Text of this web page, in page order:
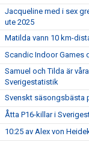
Jacqueline med i sex
ute 2025
Matilda vann 10 km-
Scandic Indoor Games
Samuel och Tilda är
Sverigestatistik
Svenskt säsongsbästa
Åtta P16-killar i
10:25 av Alex von